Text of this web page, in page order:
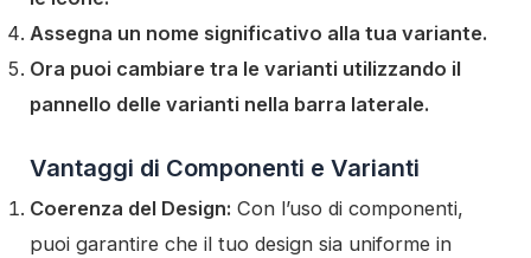
Assegna un nome significativo alla tua variante.
Ora puoi cambiare tra le varianti utilizzando il
pannello delle varianti nella barra laterale.
Vantaggi di Componenti e Varianti
Coerenza del Design: Con l’uso di componenti,
puoi garantire che il tuo design sia uniforme in